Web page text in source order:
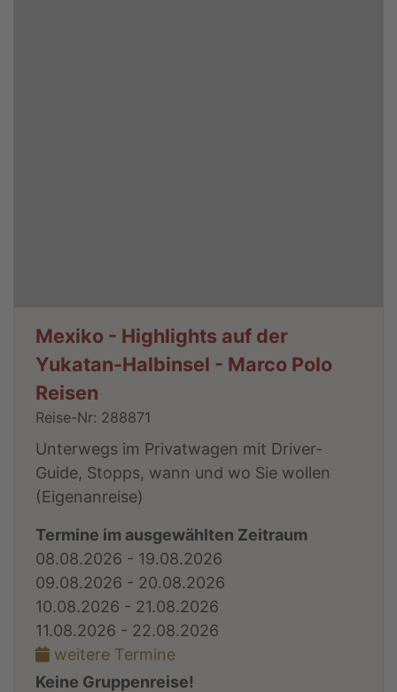
Mexiko - Highlights auf der
Yukatan-Halbinsel - Marco Polo
Reisen
Reise-Nr: 288871
Unterwegs im Privatwagen mit Driver-
Guide, Stopps, wann und wo Sie wollen
(Eigenanreise)
Termine im ausgewählten Zeitraum
08.08.2026 - 19.08.2026
09.08.2026 - 20.08.2026
10.08.2026 - 21.08.2026
11.08.2026 - 22.08.2026
weitere Termine
Keine Gruppenreise!